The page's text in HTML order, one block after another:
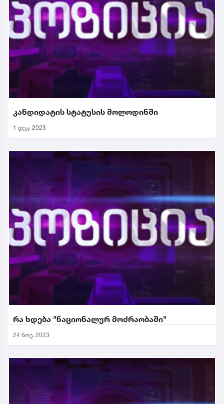
კანდიდატის სტატუსის მოლოდინში
1 დეკ. 2023
რა ხდება "ნაციონალურ მოძრაობაში"
24 ნოე. 2023